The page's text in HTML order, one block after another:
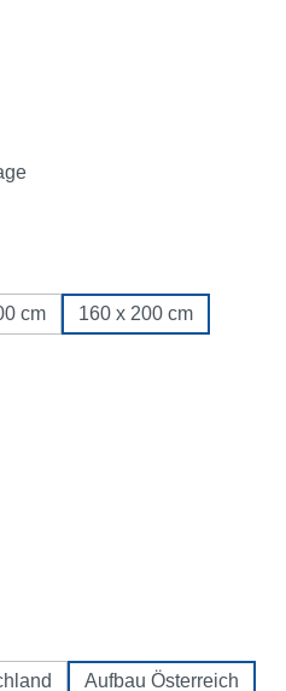
cm
160 x 200 cm
Aufbau Österreich